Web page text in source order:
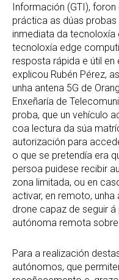
Información (GTI),
práctica as dúas
inmediata da tecnoloxía
tecnoloxía edge
resposta rápida e útil
explicou Rubén Pérez,
unha antena 5G de
Enxeñaría de
proba, que un vehículo
coa lectura da súa
autorización para
o que se pretendía era
persoa puidese recibir
zona limitada, ou en
activar, en remoto,
drone capaz de seguir
autónoma remota sobre
Para a realización
autónomos, que